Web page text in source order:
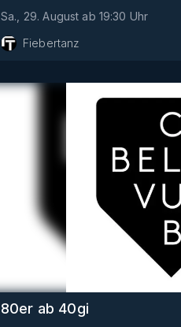
Sa., 29. August ab 19:30 Uhr
Fiebertanz
80er ab 40gi